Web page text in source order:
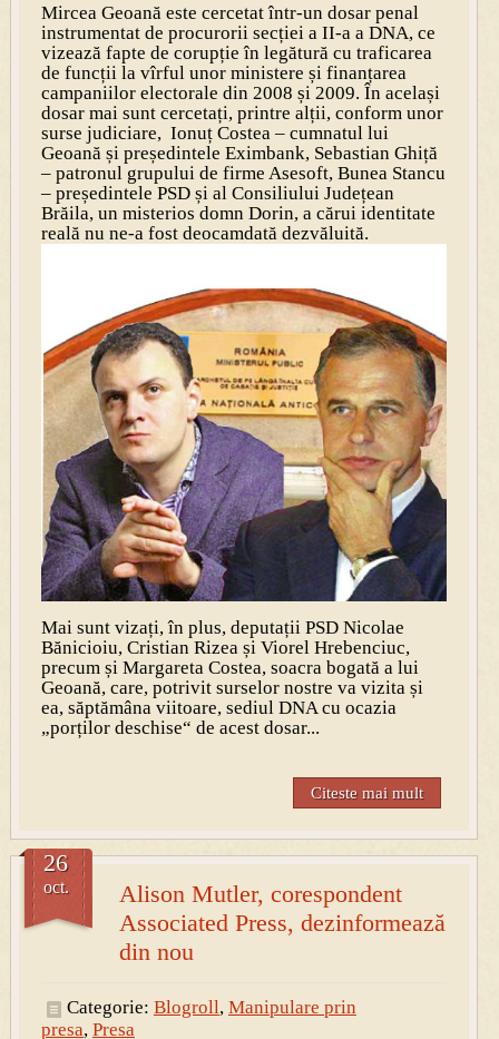
Mircea Geoană este cercetat într-un dosar penal
instrumentat de procurorii secției a II-a a DNA, ce
vizează fapte de corupție în legătură cu traficarea
de funcții la vîrful unor ministere și finanțarea
campaniilor electorale din 2008 și 2009. În același
dosar mai sunt cercetați, printre alții, conform unor
surse judiciare, Ionuț Costea – cumnatul lui
Geoană și președintele Eximbank, Sebastian Ghiță
– patronul grupului de firme Asesoft, Bunea Stancu
– președintele PSD și al Consiliului Județean
Brăila, un misterios domn Dorin, a cărui identitate
reală nu ne-a fost deocamdată dezvăluită.
Mai sunt vizați, în plus, deputații PSD Nicolae
Bănicioiu, Cristian Rizea și Viorel Hrebenciuc,
precum și Margareta Costea, soacra bogată a lui
Geoană, care, potrivit surselor nostre va vizita și
ea, săptămâna viitoare, sediul DNA cu ocazia
„porților deschise“ de acest dosar...
Citeste mai mult
Alison Mutler, corespondent
Associated Press, dezinformează
din nou
26
oct.
Categorie: Blogroll, Manipulare prin
presa, Presa